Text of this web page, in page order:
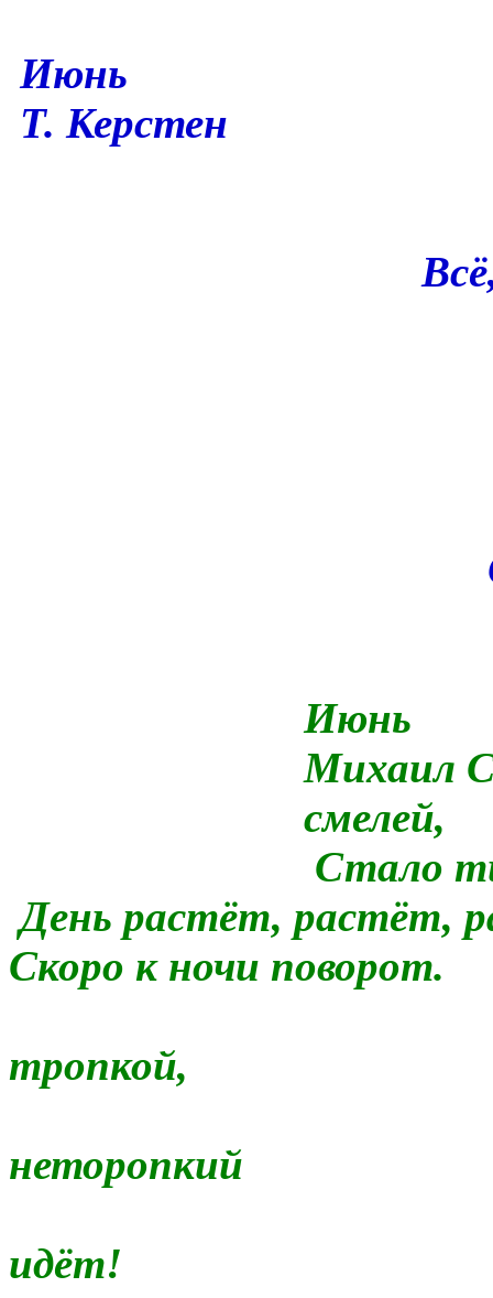
Июнь
Т. Керстен
Июнь
Михаил
смелей,
Стало
День растёт, растёт,
Скоро к ночи поворот.
тропкой,
неторопкий
идёт!